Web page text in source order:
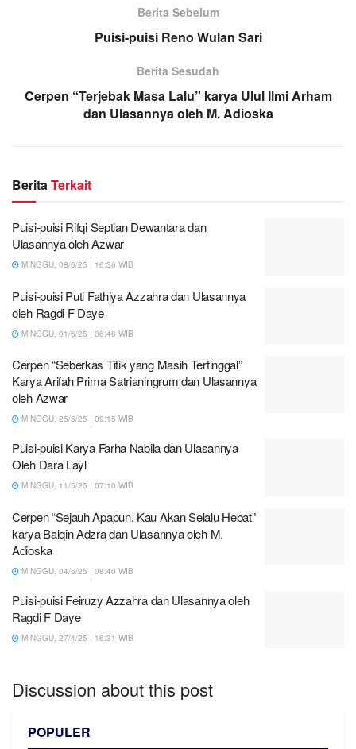
Berita Sebelum
Puisi-puisi Reno Wulan Sari
Berita Sesudah
Cerpen “Terjebak Masa Lalu” karya Ulul Ilmi Arham
dan Ulasannya oleh M. Adioska
BeritaTerkait
Puisi-puisi Rifqi Septian Dewantara dan
Ulasannya oleh Azwar
MINGGU, 08/6/25 | 16:36 WIB
Puisi-puisi Puti Fathiya Azzahra dan Ulasannya
oleh Ragdi F Daye
MINGGU, 01/6/25 | 06:46 WIB
Cerpen “Seberkas Titik yang Masih Tertinggal”
Karya Arifah Prima Satrianingrum dan Ulasannya
oleh Azwar
MINGGU, 25/5/25 | 09:15 WIB
Puisi-puisi Karya Farha Nabila dan Ulasannya
Oleh Dara Layl
MINGGU, 11/5/25 | 07:10 WIB
Cerpen “Sejauh Apapun, Kau Akan Selalu Hebat”
karya Balqin Adzra dan Ulasannya oleh M.
Adioska
MINGGU, 04/5/25 | 08:40 WIB
Puisi-puisi Feiruzy Azzahra dan Ulasannya oleh
Ragdi F Daye
MINGGU, 27/4/25 | 16:31 WIB
Discussion about this post
POPULER